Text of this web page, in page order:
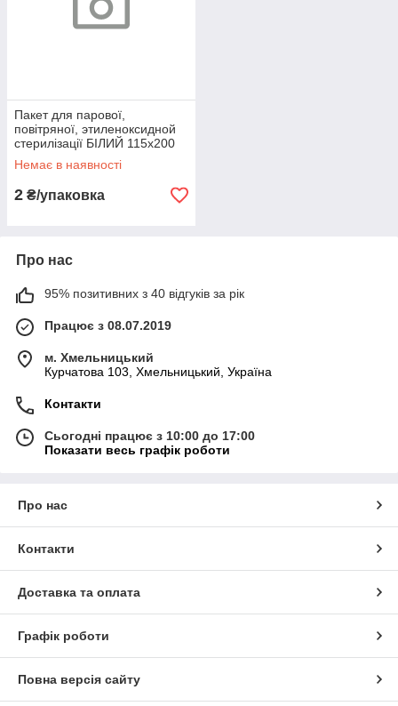
Пакет для парової,
повітряної, этиленоксидной
стерилізації БІЛИЙ 115х200
(крафт) 1шт
Немає в наявності
2 ₴/упаковка
Про нас
95% позитивних з 40 відгуків за рік
Працює з 08.07.2019
м. Хмельницький
Курчатова 103, Хмельницький, Україна
Контакти
Сьогодні працює з 10:00 до 17:00
Показати весь графік роботи
Про нас
Контакти
Доставка та оплата
Графік роботи
Повна версія сайту